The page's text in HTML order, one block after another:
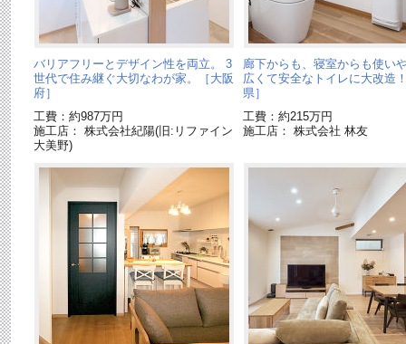
バリアフリーとデザイン性を両立。 3
世代で住み継ぐ大切なわが家。［大阪
府］
工費：約987万円
施工店： 株式会社紀陽(旧:リファイン
大美野)
廊下からも、寝室からも使い
広くて安全なトイレに大改造
県］
工費：約215万円
施工店： 株式会社 林友